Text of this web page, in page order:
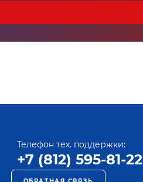
Телефон тех. поддержки:
+7 (812) 595-81-22